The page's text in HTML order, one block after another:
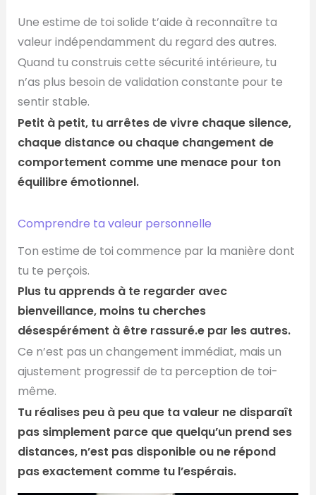
Une estime de toi solide t’aide à reconnaître ta
valeur indépendamment du regard des autres.
Quand tu construis cette sécurité intérieure, tu
n’as plus besoin de validation constante pour te
sentir stable.
Petit à petit, tu arrêtes de vivre chaque silence,
chaque distance ou chaque changement de
comportement comme une menace pour ton
équilibre émotionnel.
Comprendre ta valeur personnelle
Ton estime de toi commence par la manière dont
tu te perçois.
Plus tu apprends à te regarder avec
bienveillance, moins tu cherches
désespérément à être rassuré.e par les autres.
Ce n’est pas un changement immédiat, mais un
ajustement progressif de ta perception de toi-
même.
Tu réalises peu à peu que ta valeur ne disparaît
pas simplement parce que quelqu’un prend ses
distances, n’est pas disponible ou ne répond
pas exactement comme tu l’espérais.